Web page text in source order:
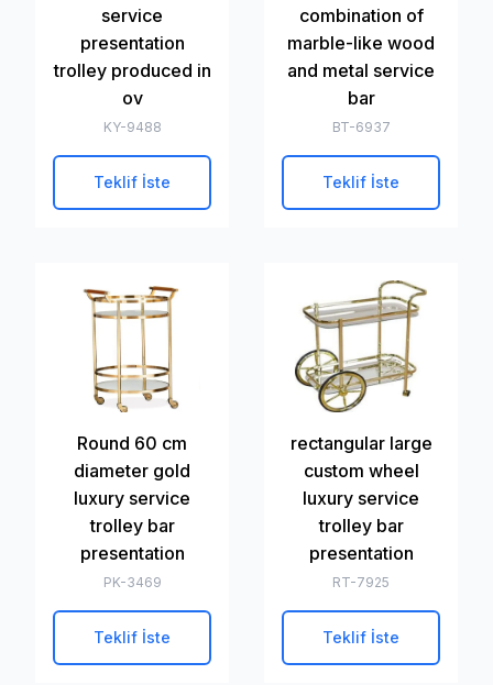
service
presentation
trolley produced in
ov
KY-9488
Teklif İste
combination of
marble-like wood
and metal service
bar
BT-6937
Teklif İste
Round 60 cm
diameter gold
luxury service
trolley bar
presentation
PK-3469
Teklif İste
rectangular large
custom wheel
luxury service
trolley bar
presentation
RT-7925
Teklif İste